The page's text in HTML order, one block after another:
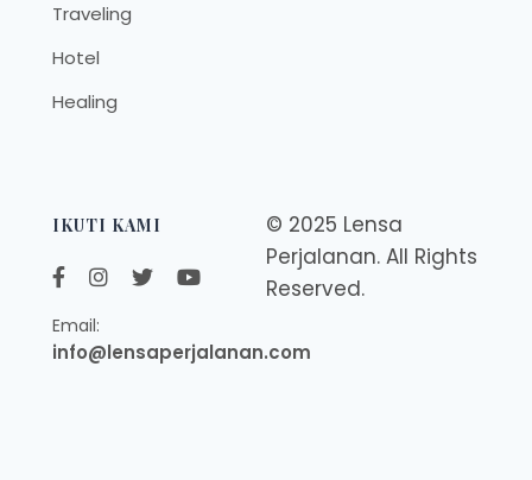
Traveling
Hotel
Healing
IKUTI KAMI
Email:
info@lensaperjalanan.com
© 2025 Lensa
Perjalanan. All Rights
Reserved.